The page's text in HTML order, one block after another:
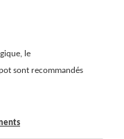
le
sont recommandés